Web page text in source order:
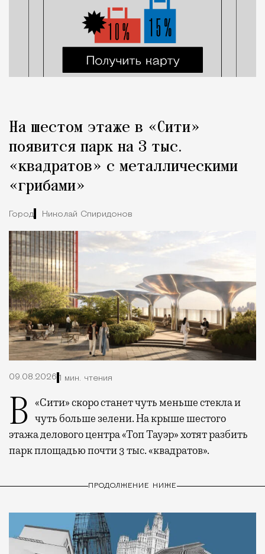
На шестом этаже в «Сити»
появится парк на 3 тыс.
«квадратов» с металлическими
«грибами»
Город Николай Спиридонов
09.08.2026 1 мин. чтения
В «Сити» скоро станет чуть меньше стекла и чуть больше зелени. На крыше шестого
этажа делового центра «Топ Тауэр» хотят разбить
парк площадью почти 3 тыс. «квадратов».
ПРОДОЛЖЕНИЕ НИЖЕ